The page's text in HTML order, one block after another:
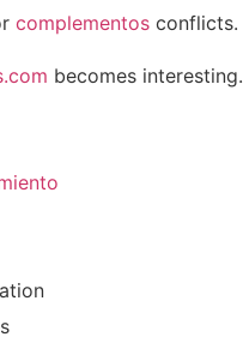
complementos conflicts.
becomes interesting.